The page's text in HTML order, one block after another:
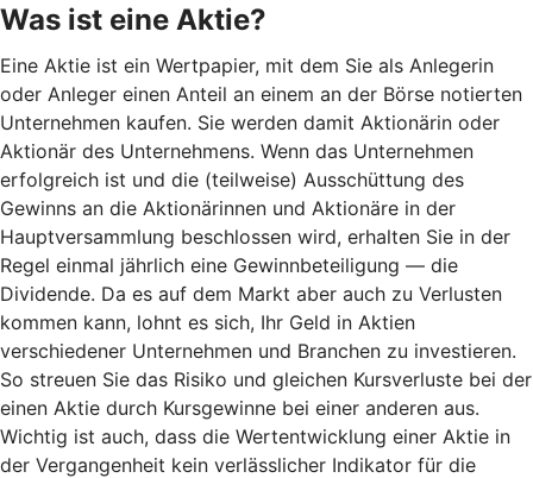
Was ist eine Aktie?
Eine Aktie ist ein Wertpapier, mit dem Sie als Anlegerin
oder Anleger einen Anteil an einem an der Börse notierten
Unternehmen kaufen. Sie werden damit Aktionärin oder
Aktionär des Unternehmens. Wenn das Unternehmen
erfolgreich ist und die (teilweise) Ausschüttung des
Gewinns an die Aktionärinnen und Aktionäre in der
Hauptversammlung beschlossen wird, erhalten Sie in der
Regel einmal jährlich eine Gewinnbeteiligung — die
Dividende. Da es auf dem Markt aber auch zu Verlusten
kommen kann, lohnt es sich, Ihr Geld in Aktien
verschiedener Unternehmen und Branchen zu investieren.
So streuen Sie das Risiko und gleichen Kursverluste bei der
einen Aktie durch Kursgewinne bei einer anderen aus.
Wichtig ist auch, dass die Wertentwicklung einer Aktie in
der Vergangenheit kein verlässlicher Indikator für die